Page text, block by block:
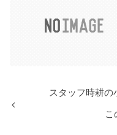
スタッフ時耕の
こ